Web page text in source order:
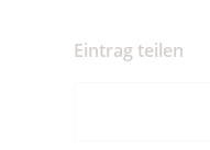
Eintrag teilen